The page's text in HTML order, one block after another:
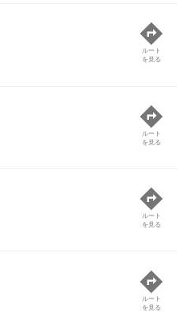
ルート
を見る
ルート
を見る
ルート
を見る
ルート
を見る